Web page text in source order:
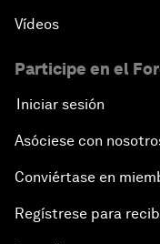
Vídeos
Participe en el
Iniciar sesión
Asóciese con
Conviértase en
Regístrese para